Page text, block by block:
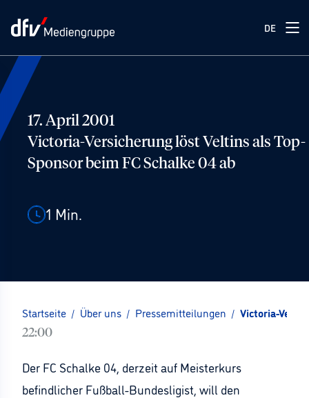
DE
17. April 2001
Victoria-Versicherung löst Veltins als Top-
Sponsor beim FC Schalke 04 ab
1 Min.
Startseite / Über uns / Pressemitteilungen / Victoria-
22:00
Der FC Schalke 04, derzeit auf Meisterkurs
befindlicher Fußball-Bundesligist, will den